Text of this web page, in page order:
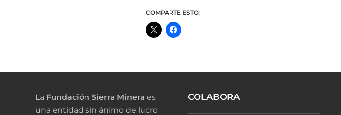
COMPARTE ESTO:
La Fundación Sierra Minera es
una entidad sin ánimo de lucro
COLABORA